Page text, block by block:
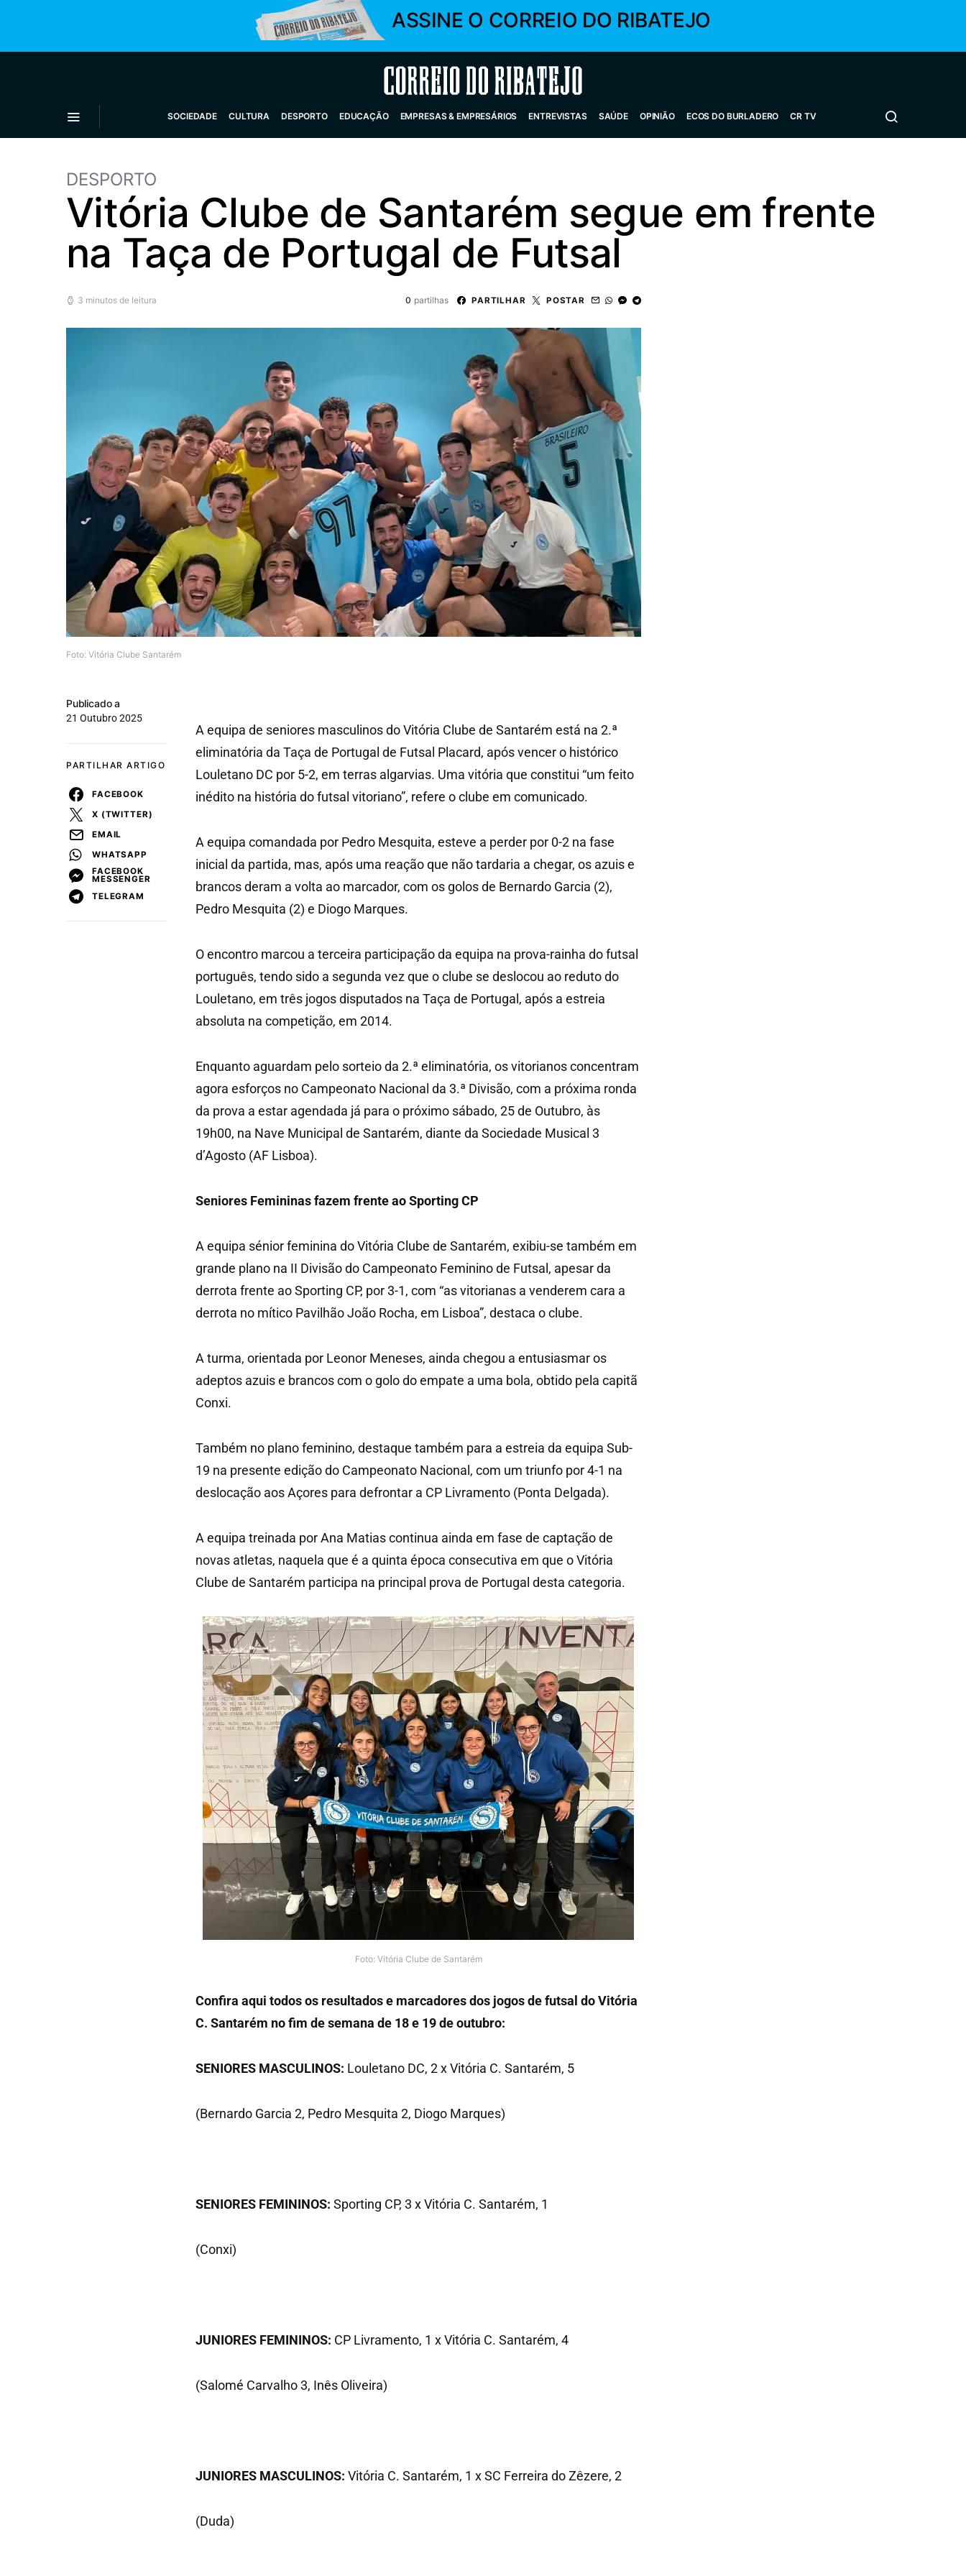
ASSINE O CORREIO DO RIBATEJO
Correio do Ribatejo
SOCIEDADE CULTURA DESPORTO EDUCAÇÃO EMPRESAS & EMPRESÁRIOS ENTREVISTAS SAÚDE OPINIÃO ECOS DO BURLADERO CR TV
DESPORTO
Vitória Clube de Santarém segue em frente
na Taça de Portugal de Futsal
3 minutos de leitura 0 partilhas PARTILHAR POSTAR
Foto: Vitória Clube Santarém
Publicado a
21 Outubro 2025
PARTILHAR ARTIGO
FACEBOOK
X (TWITTER)
EMAIL
WHATSAPP
FACEBOOK
MESSENGER
TELEGRAM
A equipa de seniores masculinos do Vitória Clube de Santarém está na 2.ª
eliminatória da Taça de Portugal de Futsal Placard, após vencer o histórico
Louletano DC por 5-2, em terras algarvias. Uma vitória que constitui “um feito
inédito na história do futsal vitoriano”, refere o clube em comunicado.
A equipa comandada por Pedro Mesquita, esteve a perder por 0-2 na fase
inicial da partida, mas, após uma reação que não tardaria a chegar, os azuis e
brancos deram a volta ao marcador, com os golos de Bernardo Garcia (2),
Pedro Mesquita (2) e Diogo Marques.
O encontro marcou a terceira participação da equipa na prova-rainha do futsal
português, tendo sido a segunda vez que o clube se deslocou ao reduto do
Louletano, em três jogos disputados na Taça de Portugal, após a estreia
absoluta na competição, em 2014.
Enquanto aguardam pelo sorteio da 2.ª eliminatória, os vitorianos concentram
agora esforços no Campeonato Nacional da 3.ª Divisão, com a próxima ronda
da prova a estar agendada já para o próximo sábado, 25 de Outubro, às
19h00, na Nave Municipal de Santarém, diante da Sociedade Musical 3
d’Agosto (AF Lisboa).
Seniores Femininas fazem frente ao Sporting CP
A equipa sénior feminina do Vitória Clube de Santarém, exibiu-se também em
grande plano na II Divisão do Campeonato Feminino de Futsal, apesar da
derrota frente ao Sporting CP, por 3-1, com “as vitorianas a venderem cara a
derrota no mítico Pavilhão João Rocha, em Lisboa”, destaca o clube.
A turma, orientada por Leonor Meneses, ainda chegou a entusiasmar os
adeptos azuis e brancos com o golo do empate a uma bola, obtido pela capitã
Conxi.
Também no plano feminino, destaque também para a estreia da equipa Sub-
19 na presente edição do Campeonato Nacional, com um triunfo por 4-1 na
deslocação aos Açores para defrontar a CP Livramento (Ponta Delgada).
A equipa treinada por Ana Matias continua ainda em fase de captação de
novas atletas, naquela que é a quinta época consecutiva em que o Vitória
Clube de Santarém participa na principal prova de Portugal desta categoria.
Foto: Vitória Clube de Santarém
Confira aqui todos os resultados e marcadores dos jogos de futsal do Vitória
C. Santarém no fim de semana de 18 e 19 de outubro:
SENIORES MASCULINOS: Louletano DC, 2 x Vitória C. Santarém, 5
(Bernardo Garcia 2, Pedro Mesquita 2, Diogo Marques)
SENIORES FEMININOS: Sporting CP, 3 x Vitória C. Santarém, 1
(Conxi)
JUNIORES FEMININOS: CP Livramento, 1 x Vitória C. Santarém, 4
(Salomé Carvalho 3, Inês Oliveira)
JUNIORES MASCULINOS: Vitória C. Santarém, 1 x SC Ferreira do Zêzere, 2
(Duda)